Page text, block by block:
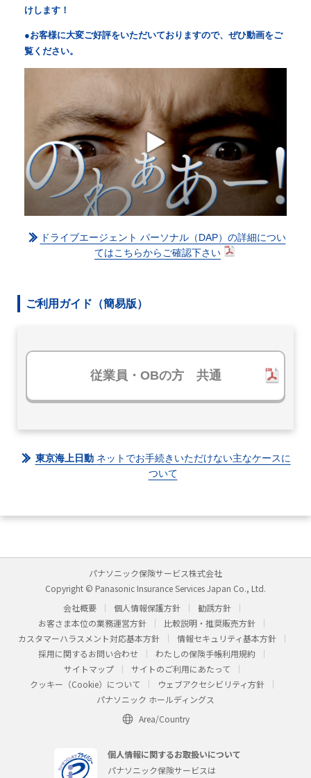
けします！
●お客様に大変ご好評をいただいておりますので、ぜひ動画をご
覧ください。
ドライブエージェント パーソナル（DAP）の詳細につい
てはこちらからご確認下さい
ご利用ガイド（簡易版）
従業員・OBの方 共通
東京海上日動 ネットでお手続きいただけない主なケースに
ついて
パナソニック保険サービス株式会社
Copyright © Panasonic Insurance Services Japan Co., Ltd.
会社概要
個人情報保護方針
勧誘方針
お客さま本位の業務運営方針
比較説明・推奨販売方針
カスタマーハラスメント対応基本方針
情報セキュリティ基本方針
採用に関するお問い合わせ
わたしの保険手帳利用規約
サイトマップ
サイトのご利用にあたって
クッキー（Cookie）について
ウェブアクセシビリティ方針
パナソニック ホールディングス
Area/Country
個人情報に関するお取扱いについて
パナソニック保険サービスは